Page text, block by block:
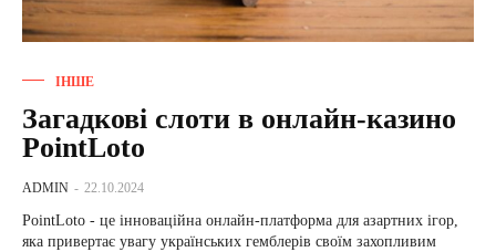
ІНШЕ
Загадкові слоти в онлайн-казино
PointLoto
ADMIN - 22.10.2024
PointLoto - це інноваційна онлайн-платформа для азартних ігор,
яка привертає увагу українських гемблерів своїм захопливим